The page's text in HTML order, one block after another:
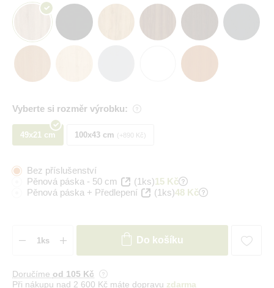
Vyberte si rozměr výrobku:
49x21 cm 100x43 cm +890 Kč
Bez příslušenství
Pěnová páska - 50 cm
(1ks)15 Kč
Pěnová páska + Předlepení
(1ks)48 Kč
Do košíku
Doručíme od 105 Kč
Při nákupu nad 2 600 Kč máte dopravu zdarma